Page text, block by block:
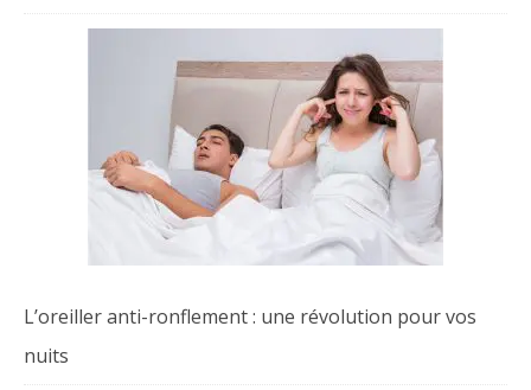
L’oreiller anti-ronflement : une révolution pour vos
nuits